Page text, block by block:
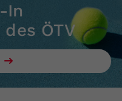
In
ÖTV